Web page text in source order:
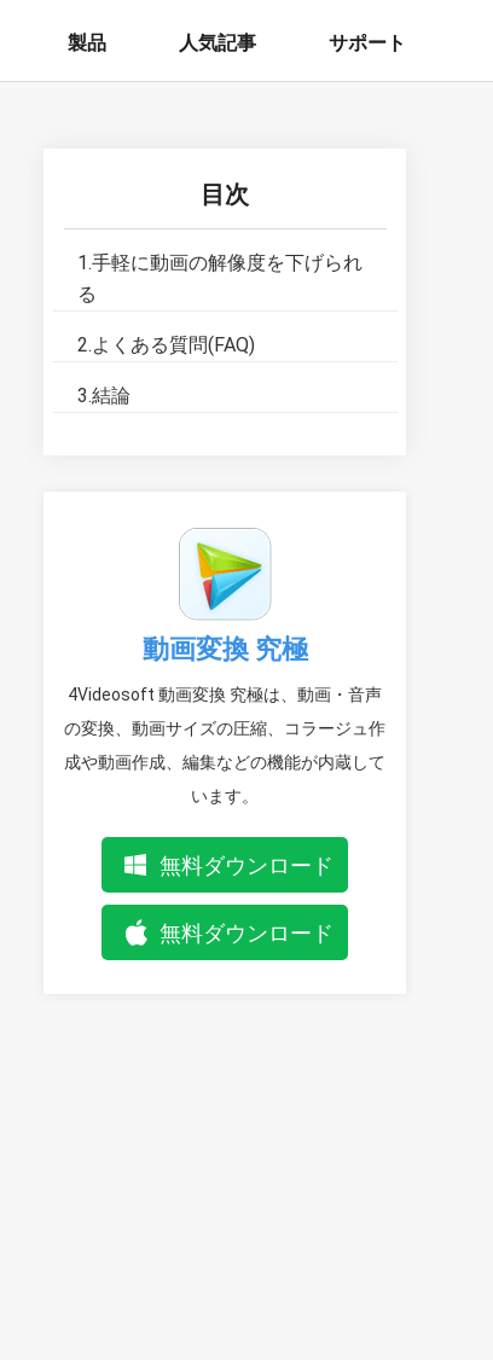
製品 人気記事 サポート
目次
1.手軽に動画の解像度を下げられ
る
2.よくある質問(FAQ)
3.結論
動画変換 究極
4Videosoft 動画変換 究極は、動画・音声
の変換、動画サイズの圧縮、コラージュ作
成や動画作成、編集などの機能が内蔵して
います。
無料ダウンロード
無料ダウンロード